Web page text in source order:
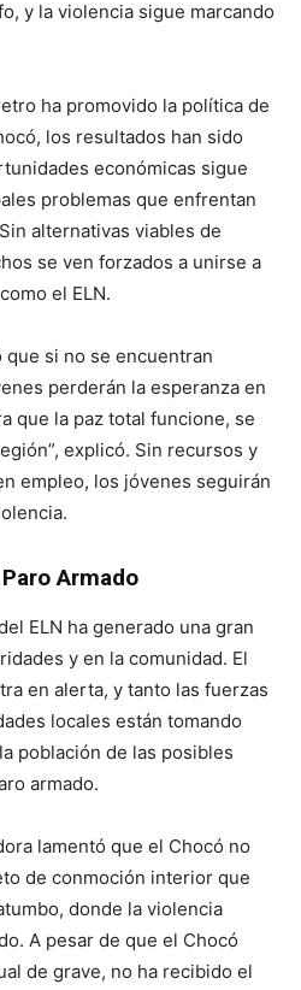
y la violencia sigue marcando
ha promovido la política de
los resultados han sido
económicas sigue
problemas que enfrentan
alternativas viables de
se ven forzados a unirse a
el ELN.
si no se encuentran
perderán la esperanza en
que la paz total funcione, se
explicó. Sin recursos y
empleo, los jóvenes seguirán
Armado
ELN ha generado una gran
y en la comunidad. El
en alerta, y tanto las fuerzas
locales están tomando
población de las posibles
armado.
lamentó que el Chocó no
de conmoción interior que
donde la violencia
A pesar de que el Chocó
de grave, no ha recibido el